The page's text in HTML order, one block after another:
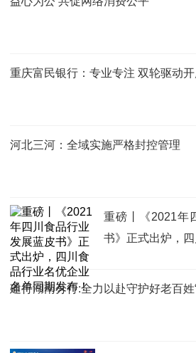
重庆富民银行：专业专注 双轮驱动
河北三河：全域实施严格封控管理
重磅丨《2021年
书》正式出炉，
建行湖南分行:全力以赴守护好老百姓